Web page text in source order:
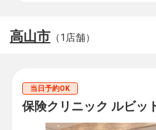
高山市 （1店舗）
当日予約OK
保険クリニック ルビッ